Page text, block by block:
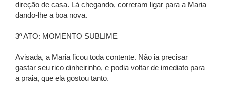
direção de casa. Lá chegando, correram ligar para a Maria
dando-lhe a boa nova.
3º ATO: MOMENTO SUBLIME
Avisada, a Maria ficou toda contente. Não ia precisar
gastar seu rico dinheirinho, e podia voltar de imediato para
a praia, que ela gostou tanto.